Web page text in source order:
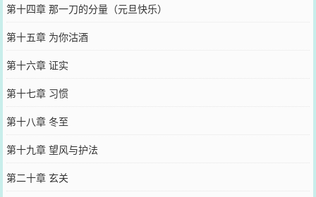
第十四章 那一刀的分量（元旦快乐）
第十五章 为你沽酒
第十六章 证实
第十七章 习惯
第十八章 冬至
第十九章 望风与护法
第二十章 玄关